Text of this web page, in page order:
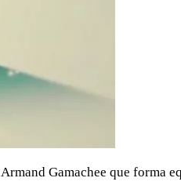
Gamachee que forma